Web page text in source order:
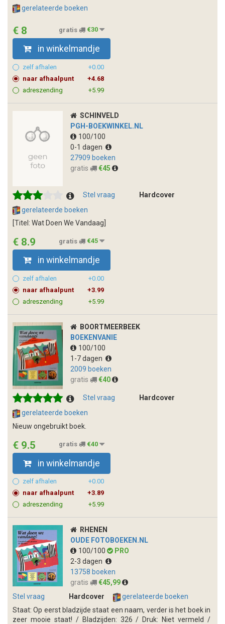
gerelateerde boeken
€ 8 gratis €30
in winkelmandje
zelf afhalen
+0.00
naar afhaalpunt
+4.68
adreszending
+5.99
SCHINVELD
PGH-BOEKWINKEL.NL
100/100
0-1 dagen
27909 boeken
gratis
€45
Stel vraag
Hardcover
gerelateerde boeken
[Titel: Wat Doen We Vandaag]
€ 8.9 gratis €45
in winkelmandje
zelf afhalen
+0.00
naar afhaalpunt
+3.99
adreszending
+5.99
BOORTMEERBEEK
BOEKENVANIE
100/100
1-7 dagen
2009 boeken
gratis
€40
Stel vraag
Hardcover
gerelateerde boeken
Nieuw ongebruikt boek.
€ 9.5 gratis €40
in winkelmandje
zelf afhalen
+0.00
naar afhaalpunt
+3.89
adreszending
+5.99
RHENEN
OUDE FOTOBOEKEN.NL
100/100
PRO
2-3 dagen
13758 boeken
gratis
€45,99
Stel vraag
Hardcover
gerelateerde boeken
Staat: Op eerst bladzijde staat een naam, verder is het boek in
zeer mooie staat! / Bladzijden: 326 / Druk: Niet vermeld /